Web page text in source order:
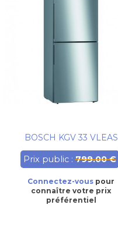
BOSCH KGV 33 VLEAS
Prix public :799.00 €
Connectez-vous pour
connaître votre prix
préférentiel